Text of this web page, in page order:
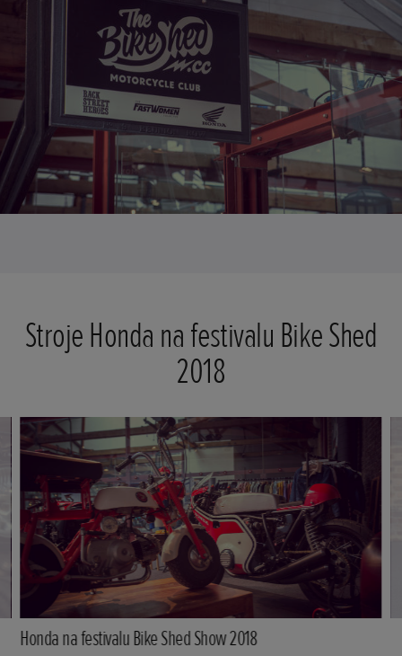
Stroje Honda na festivalu Bike Shed
2018
Honda na festivalu Bike Shed Show 2018